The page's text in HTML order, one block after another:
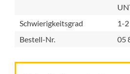
Schwierigkeitsgrad
1-2
Bestell-Nr.
05